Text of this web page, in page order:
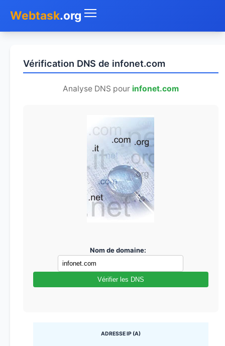
Webtask.org
Whois
Vérification DNS de infonet.com
Analyse DNS pour infonet.com
Nom de domaine:
Vérifier les DNS
ADRESSE IP (A)